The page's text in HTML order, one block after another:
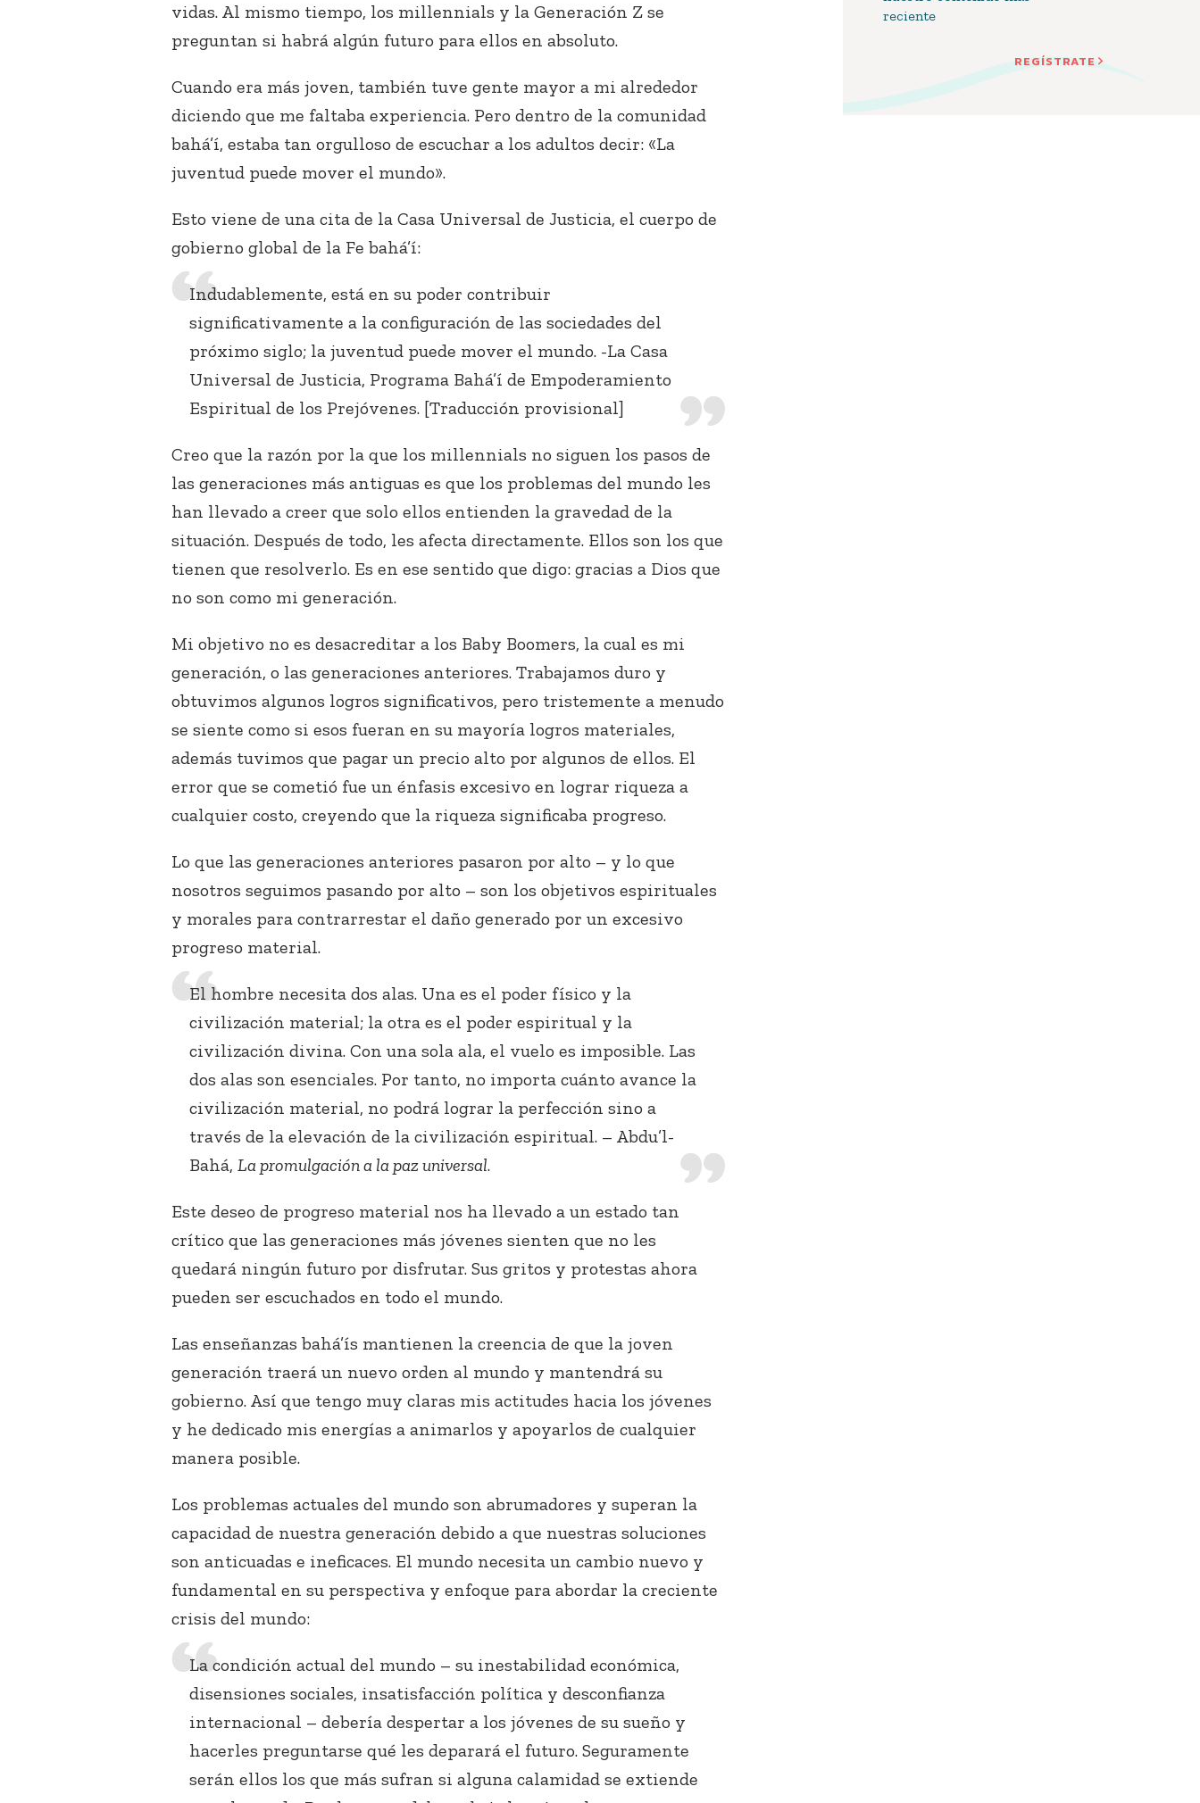
reciente
REGÍSTRATE
vidas. Al mismo tiempo, los millennials y la Generación Z se
preguntan si habrá algún futuro para ellos en absoluto.
Cuando era más joven, también tuve gente mayor a mi alrededor
diciendo que me faltaba experiencia. Pero dentro de la comunidad
bahá’í, estaba tan orgulloso de escuchar a los adultos decir: «La
juventud puede mover el mundo».
Esto viene de una cita de la Casa Universal de Justicia, el cuerpo de
gobierno global de la Fe bahá’í:
Indudablemente, está en su poder contribuir
significativamente a la configuración de las sociedades del
próximo siglo; la juventud puede mover el mundo. -La Casa
Universal de Justicia, Programa Bahá’í de Empoderamiento
Espiritual de los Prejóvenes. [Traducción provisional]
Creo que la razón por la que los millennials no siguen los pasos de
las generaciones más antiguas es que los problemas del mundo les
han llevado a creer que solo ellos entienden la gravedad de la
situación. Después de todo, les afecta directamente. Ellos son los que
tienen que resolverlo. Es en ese sentido que digo: gracias a Dios que
no son como mi generación.
Mi objetivo no es desacreditar a los Baby Boomers, la cual es mi
generación, o las generaciones anteriores. Trabajamos duro y
obtuvimos algunos logros significativos, pero tristemente a menudo
se siente como si esos fueran en su mayoría logros materiales,
además tuvimos que pagar un precio alto por algunos de ellos. El
error que se cometió fue un énfasis excesivo en lograr riqueza a
cualquier costo, creyendo que la riqueza significaba progreso.
Lo que las generaciones anteriores pasaron por alto – y lo que
nosotros seguimos pasando por alto – son los objetivos espirituales
y morales para contrarrestar el daño generado por un excesivo
progreso material.
El hombre necesita dos alas. Una es el poder físico y la
civilización material; la otra es el poder espiritual y la
civilización divina. Con una sola ala, el vuelo es imposible. Las
dos alas son esenciales. Por tanto, no importa cuánto avance la
civilización material, no podrá lograr la perfección sino a
través de la elevación de la civilización espiritual. – Abdu’l-
Bahá, La promulgación a la paz universal.
Este deseo de progreso material nos ha llevado a un estado tan
crítico que las generaciones más jóvenes sienten que no les
quedará ningún futuro por disfrutar. Sus gritos y protestas ahora
pueden ser escuchados en todo el mundo.
Las enseñanzas bahá’ís mantienen la creencia de que la joven
generación traerá un nuevo orden al mundo y mantendrá su
gobierno. Así que tengo muy claras mis actitudes hacia los jóvenes
y he dedicado mis energías a animarlos y apoyarlos de cualquier
manera posible.
Los problemas actuales del mundo son abrumadores y superan la
capacidad de nuestra generación debido a que nuestras soluciones
son anticuadas e ineficaces. El mundo necesita un cambio nuevo y
fundamental en su perspectiva y enfoque para abordar la creciente
crisis del mundo:
La condición actual del mundo – su inestabilidad económica,
disensiones sociales, insatisfacción política y desconfianza
internacional – debería despertar a los jóvenes de su sueño y
hacerles preguntarse qué les deparará el futuro. Seguramente
serán ellos los que más sufran si alguna calamidad se extiende
Conecta con
los Bahá'ís de
tu área